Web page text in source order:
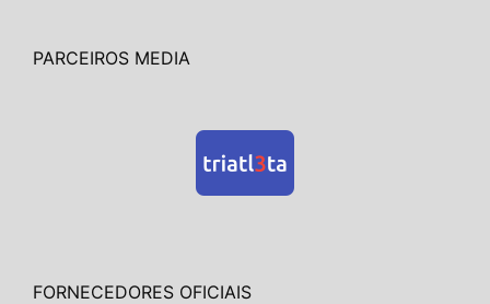
PARCEIROS MEDIA
FORNECEDORES OFICIAIS